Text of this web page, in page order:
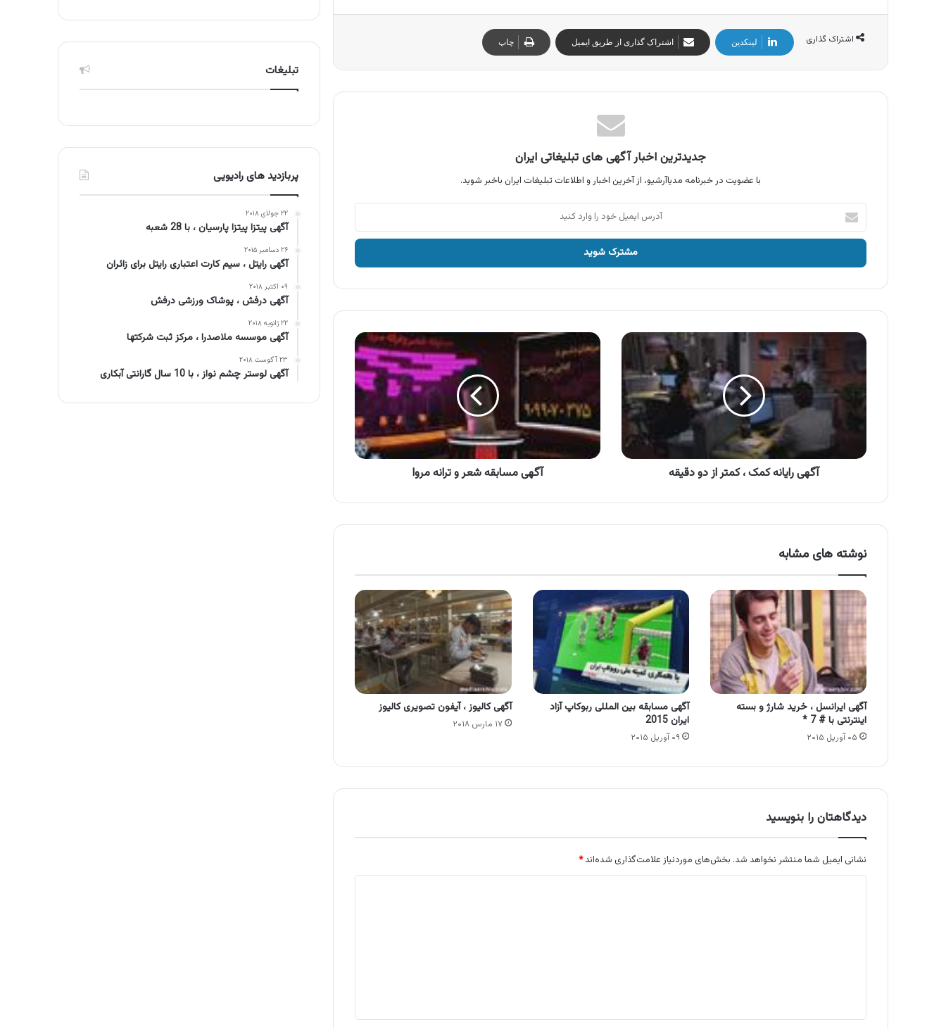
اشتراک گذاری لینکدین اشتراک گذاری از طریق ایمیل چاپ
جدیدترین اخبار آگهی های تبلیغاتی ایران
با عضویت در خبرنامه مدیاآرشیو، از آخرین اخبار و اطلاعات تبلیغات ایران باخبر شوید.
آدرس
ایمیل
خود
وارد
آگهی
کمک
،
کمتر
دو
آگهی رایانه کمک ، کمتر از دو دقیقه
آگهی
مسابقه
ترانه
مروا
آگهی مسابقه شعر و ترانه مروا
نوشته های مشابه
آگهی ایرانسل ، خرید شارژ و بسته
اینترنتی با # 7 *
۰۵ آوریل ۲۰۱۵
آگهی مسابقه بین المللی ربوکاپ آزاد
ایران 2015
۰۹ آوریل ۲۰۱۵
آگهی کالیوز ، آیفون تصویری کالیوز
۱۷ مارس ۲۰۱۸
دیدگاهتان را بنویسید
نشانی ایمیل شما منتشر نخواهد شد. بخش‌های موردنیاز علامت‌گذاری شده‌اند*
تبلیغات
پربازدید های رادیویی
۲۲ جولای ۲۰۱۸
آگهی پیتزا پیتزا پارسیان ، با 28 شعبه
۲۶ دسامبر ۲۰۱۵
آگهی رایتل ، سیم کارت اعتباری رایتل برای زائران
۰۹ اکتبر ۲۰۱۸
آگهی درفش ، پوشاک ورزشی درفش
۲۲ ژانویه ۲۰۱۸
آگهی موسسه ملاصدرا ، مرکز ثبت شرکتها
۲۳ آگوست ۲۰۱۸
آگهی لوستر چشم نواز ، با 10 سال گارانتی آبکاری